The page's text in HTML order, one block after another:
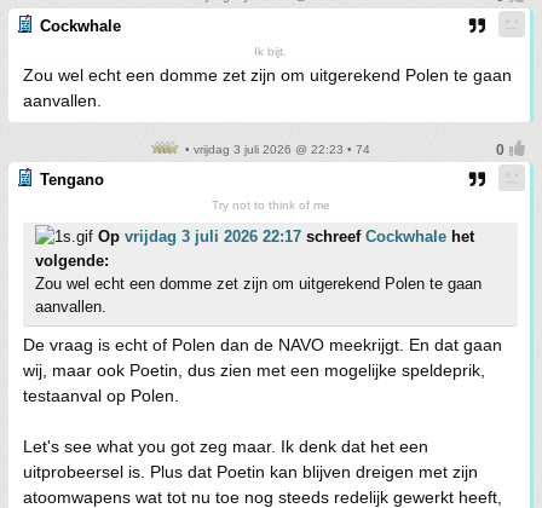
Cockwhale
Ik bijt.
Zou wel echt een domme zet zijn om uitgerekend Polen te gaan
aanvallen.
• vrijdag 3 juli 2026 @ 22:23 • 74
Tengano
Try not to think of me
Op vrijdag 3 juli 2026 22:17 schreef Cockwhale het
volgende:
Zou wel echt een domme zet zijn om uitgerekend Polen te gaan
aanvallen.
De vraag is echt of Polen dan de NAVO meekrijgt. En dat gaan
wij, maar ook Poetin, dus zien met een mogelijke speldeprik,
testaanval op Polen.
Let's see what you got zeg maar. Ik denk dat het een
uitprobeersel is. Plus dat Poetin kan blijven dreigen met zijn
atoomwapens wat tot nu toe nog steeds redelijk gewerkt heeft,